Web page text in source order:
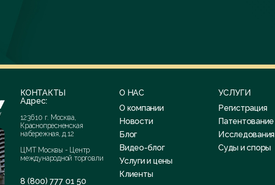
КОНТАКТЫ
Адрес:
123610 г. Москва,
Краснопресненская
набережная, д.12
ЦМТ Москвы - Центр
международной торговли
8 (800) 777 01 50
О НАС
О компании
Новости
Блог
Видео-блог
Услуги и цены
Клиенты
УСЛУГИ
Регистрация
Патентование
Исследования
Суды и споры